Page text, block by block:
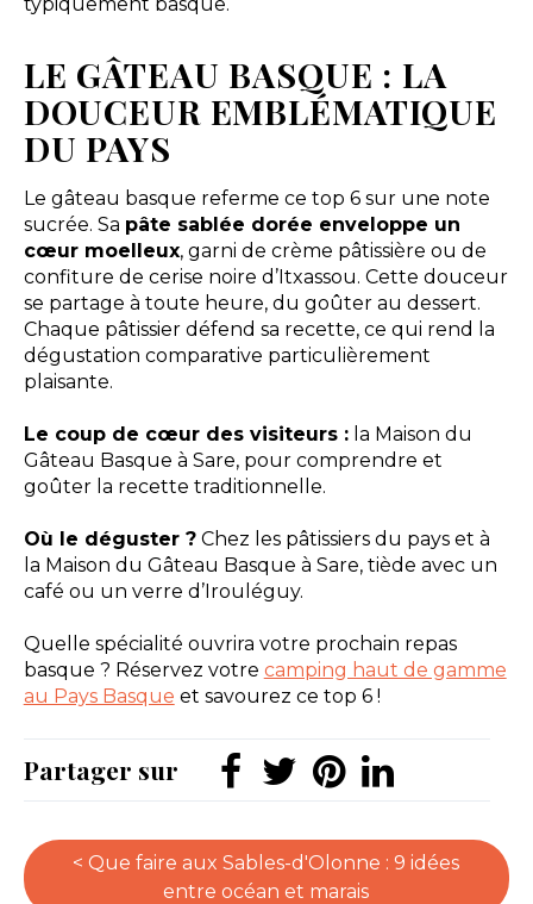
LE GÂTEAU BASQUE : LA
DOUCEUR EMBLÉMATIQUE
DU PAYS
Le gâteau basque referme ce top 6 sur une note
sucrée. Sa pâte sablée dorée enveloppe un
cœur moelleux, garni de crème pâtissière ou de
confiture de cerise noire d’Itxassou. Cette douceur
se partage à toute heure, du goûter au dessert.
Chaque pâtissier défend sa recette, ce qui rend la
dégustation comparative particulièrement
plaisante.
Le coup de cœur des visiteurs :la Maison du
Gâteau Basque à Sare, pour comprendre et
goûter la recette traditionnelle.
Où le déguster ?Chez les pâtissiers du pays et à
la Maison du Gâteau Basque à Sare, tiède avec un
café ou un verre d’Irouléguy.
Quelle spécialité ouvrira votre prochain repas
basque ? Réservez votre camping haut de gamme
au Pays Basque et savourez ce top 6 !
Partager sur
< Que faire aux Sables-d'Olonne : 9 idées
entre océan et marais